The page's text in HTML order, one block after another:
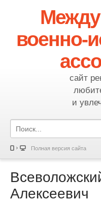
военно-
сайт
и
Полная версия сайта
Алексеевич